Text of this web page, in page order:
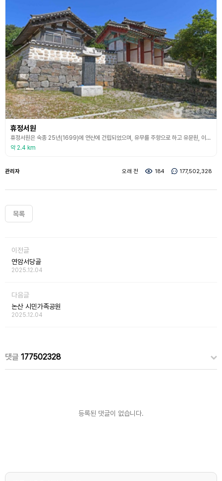
휴정서원
휴정서원은 숙종 25년(1699)에 연산에 건립되었으며, 유무를 주향으로 하고 유문원, 이항길, 김정망, 권수 등 4인을 추배 하였다. 고종 8년(1871) 전국적인 서원 훼철령으로 철폐되었고, 1919년에 다시 복원되었다. 그 후 탑정저수지가 완공되면서 서원이 수몰되자 1944년 현재의 위치에 단소를 설치하였다가 1984년 사우를 복원하였으며, 1985년 구봉 송익필을 주향으로 하고 김공휘, 김호, 이항길, 유무, 김상연, 김진일, 김우택 등 8위의
약 2.4 km
관리자 오래 전 184 177,502,328
목록
이전글
연암서당골
2025.12.04
다음글
논산 시민가족공원
2025.12.04
댓글 177502328
등록된 댓글이 없습니다.